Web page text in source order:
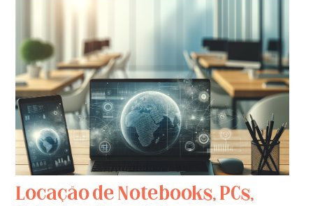
Locação de Notebooks, PCs,